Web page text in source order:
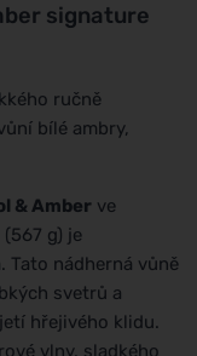
signature
ručně
bílé ambry,
& Amber ve
g) je
Tato nádherná vůně
svetrů a
hřejivého klidu.
vlny, sladkého